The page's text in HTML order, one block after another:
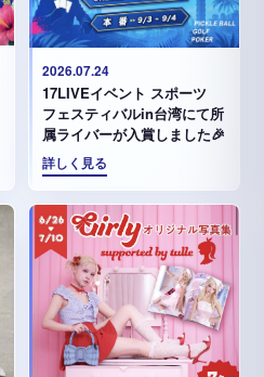
2026.07.24
17LIVEイベント スポーツ
フェスティバルin台湾にて所
属ライバーが入賞しました🎉
詳しく見る